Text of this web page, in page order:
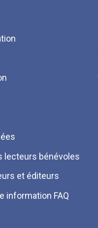
lecteurs bénévoles
et éditeurs
information FAQ